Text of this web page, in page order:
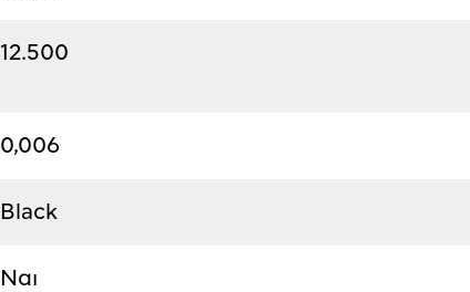
12.500
0,006
Black
Ναι